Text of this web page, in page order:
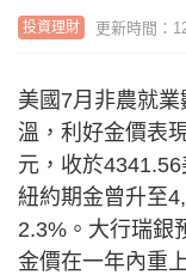
投資理財 更新時間：
美國7月非農就
溫，利好金價表
元，收於
紐約期金曾升至
2.3%。大行瑞銀
金價在一年內重